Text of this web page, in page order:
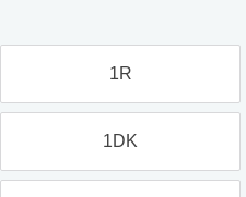
1R
1DK